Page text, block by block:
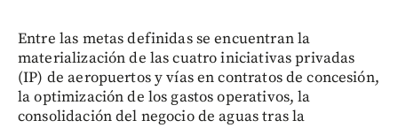
Entre las metas definidas se encuentran la
materialización de las cuatro iniciativas privadas
(IP) de aeropuertos y vías en contratos de concesión,
la optimización de los gastos operativos, la
consolidación del negocio de aguas tras la